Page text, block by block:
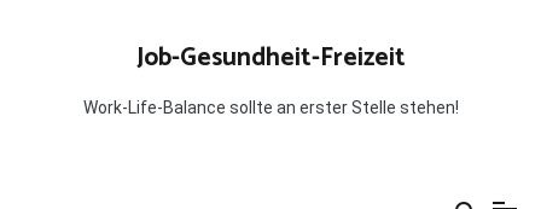
Job-Gesundheit-Freizeit
Work-Life-Balance sollte an erster Stelle stehen!